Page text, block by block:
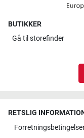
BUTIKKER
Gå til storefinder
RETSLIG